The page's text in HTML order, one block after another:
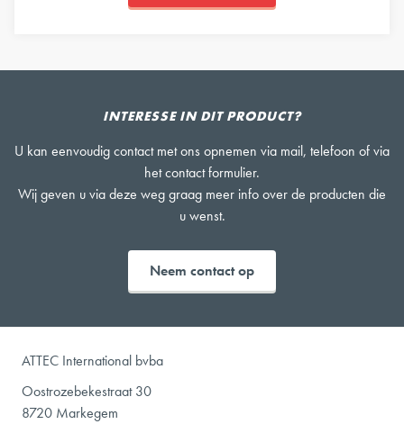
INTERESSE IN DIT PRODUCT?
U kan eenvoudig contact met ons opnemen via mail, telefoon of via
het contact formulier.
Wij geven u via deze weg graag meer info over de producten die
u wenst.
Neem contact op
ATTEC International bvba
Oostrozebekestraat 30
8720 Markegem